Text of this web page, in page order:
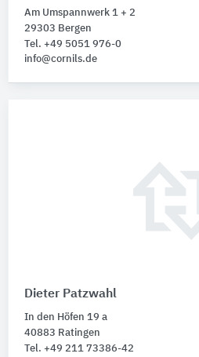
Am Umspannwerk 1 + 2
29303 Bergen
Tel. +49 5051 976-0
info@cornils.de
Dieter Patzwahl
In den Höfen 19 a
40883 Ratingen
Tel. +49 211 73386-42